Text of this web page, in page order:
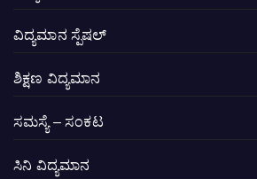
ವಿದ್ಯಮಾನ ಸ್ಪೆಷಲ್
ಶಿಕ್ಷಣ ವಿದ್ಯಮಾನ
ಸಮಸ್ಯೆ – ಸಂಕಟ
ಸಿನಿ ವಿದ್ಯಮಾನ